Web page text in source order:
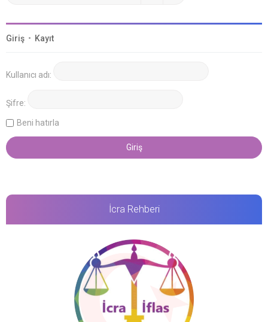
Giriş • Kayıt
Kullanıcı adı:
Şifre:
Beni hatırla
İcra Rehberi